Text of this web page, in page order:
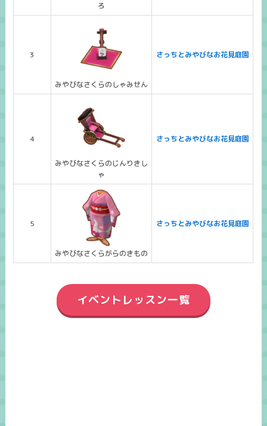
ろ
3
みやびなさくらのしゃみせん
さっちとみやびなお花見庭園
4
みやびなさくらのじんりきし
ゃ
さっちとみやびなお花見庭園
5
みやびなさくらがらのきもの
さっちとみやびなお花見庭園
イベントレッスン一覧